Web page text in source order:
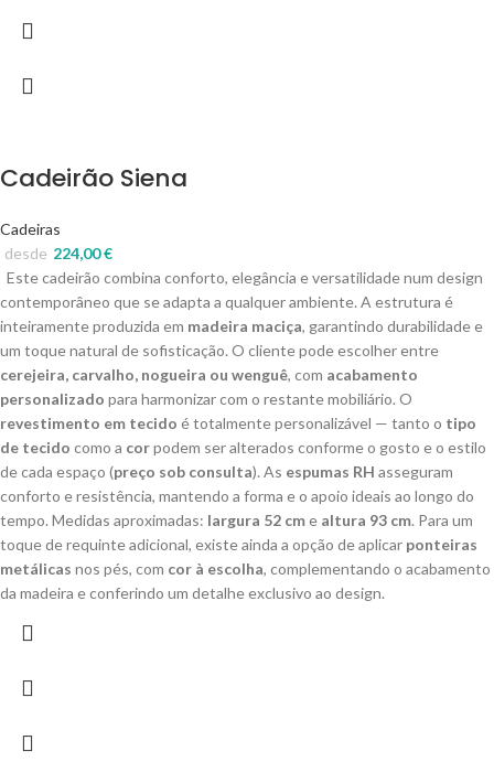
Cadeirão Siena
Cadeiras
224,00€
desde
Este cadeirão combina conforto, elegância e versatilidade num design
contemporâneo que se adapta a qualquer ambiente. A estrutura é
inteiramente produzida em madeira maciça, garantindo durabilidade e
um toque natural de sofisticação. O cliente pode escolher entre
cerejeira, carvalho, nogueira ou wenguê, com acabamento
personalizado para harmonizar com o restante mobiliário. O
revestimento em tecido é totalmente personalizável — tanto o tipo
de tecido como a corpodem ser alterados conforme o gosto e o estilo
de cada espaço (preço sob consulta). As espumas RH asseguram
conforto e resistência, mantendo a forma e o apoio ideais ao longo do
tempo. Medidas aproximadas: largura 52 cme altura 93 cm. Para um
toque de requinte adicional, existe ainda a opção de aplicar ponteiras
metálicas nos pés, com cor à escolha, complementando o acabamento
da madeira e conferindo um detalhe exclusivo ao design.